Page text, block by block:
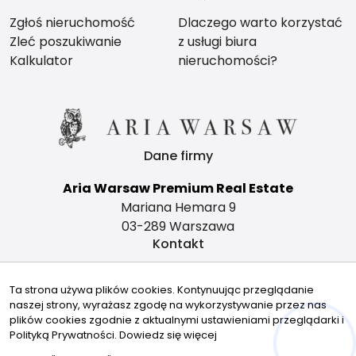
Zgłoś nieruchomość
Zleć poszukiwanie
Kalkulator
Dlaczego warto korzystać
z usługi biura
nieruchomości?
Dane firmy
Aria Warsaw Premium Real Estate
Mariana Hemara 9
03-289 Warszawa
Kontakt
735480190
Znajdziesz nas tu
Ta strona używa plików cookies. Kontynuując przeglądanie
naszej strony, wyrażasz zgodę na wykorzystywanie przez nas
plików cookies zgodnie z aktualnymi ustawieniami przeglądarki i
Polityką Prywatności. Dowiedz się więcej